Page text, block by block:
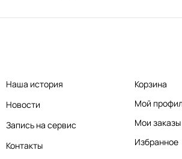
Наша история
Новости
Запись на сервис
Контакты
Корзина
Мой
Мои заказы
Избранное